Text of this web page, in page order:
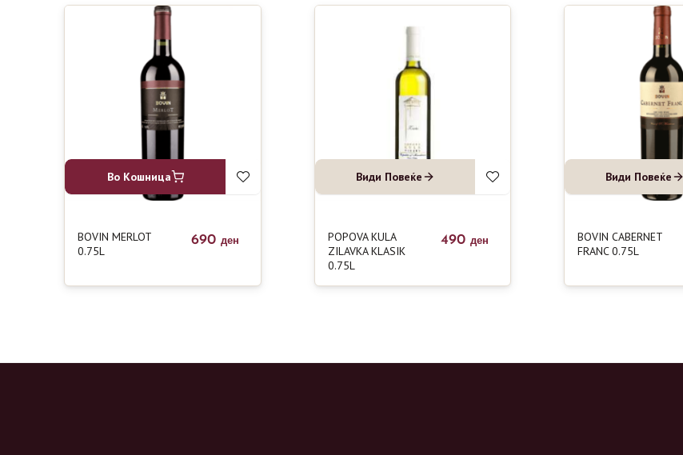
Во Кошница
BOVIN MERLOT
0.75L
690 ден
Види Повеќе
POPOVA KULA
ZILAVKA KLASIK
0.75L
490 ден
Види Повеќе
BOVIN CABERNET
FRANC 0.75L